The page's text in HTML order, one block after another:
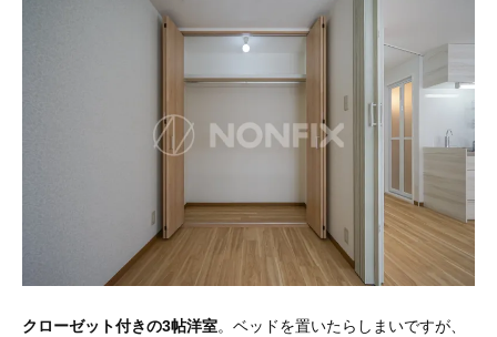
クローゼット付きの3帖洋室。ベッドを置いたらしまいですが、